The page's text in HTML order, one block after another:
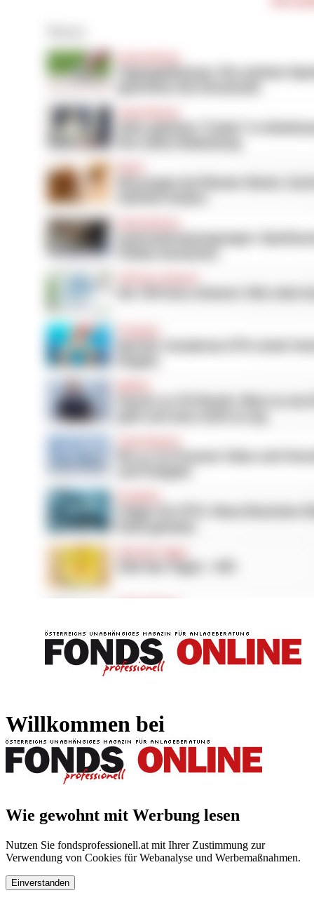
Willkommen bei
Wie gewohnt mit Werbung lesen
Nutzen Sie fondsprofessionell.at mit Ihrer Zustimmung zur
Verwendung von Cookies für Webanalyse und Werbemaßnahmen.
Einverstanden